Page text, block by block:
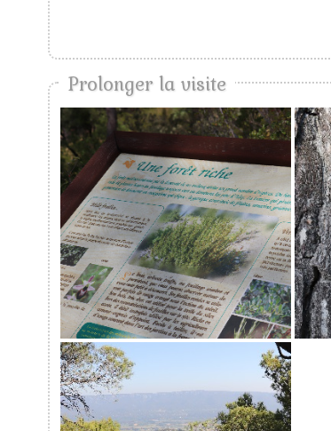
Prolonger la visite
Le sentier botanique